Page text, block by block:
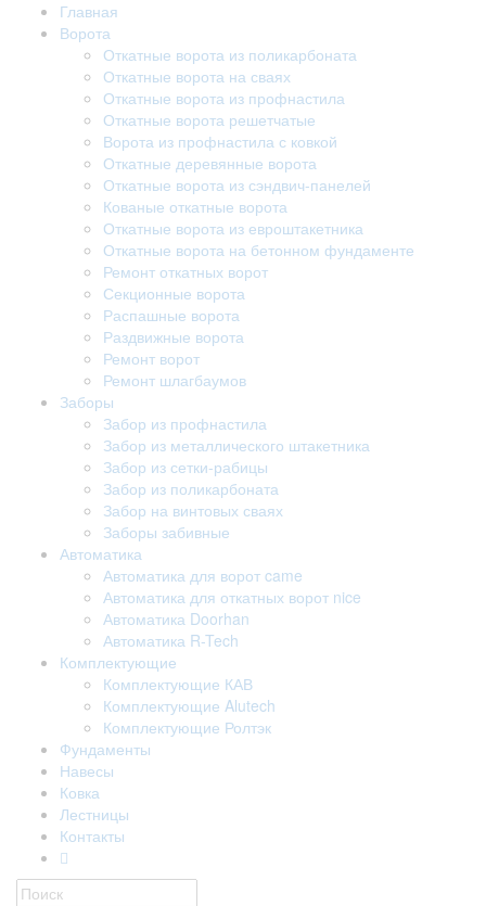
Главная
Ворота
Откатные ворота из поликарбоната
Откатные ворота на сваях
Откатные ворота из профнастила
Откатные ворота решетчатые
Ворота из профнастила с ковкой
Откатные деревянные ворота
Откатные ворота из сэндвич-панелей
Кованые откатные ворота
Откатные ворота из евроштакетника
Откатные ворота на бетонном фундаменте
Ремонт откатных ворот
Секционные ворота
Распашные ворота
Раздвижные ворота
Ремонт ворот
Ремонт шлагбаумов
Заборы
Забор из профнастила
Забор из металлического штакетника
Забор из сетки-рабицы
Забор из поликарбоната
Забор на винтовых сваях
Заборы забивные
Автоматика
Автоматика для ворот came
Автоматика для откатных ворот nice
Автоматика Doorhan
Автоматика R-Tech
Комплектующие
Комплектующие КАВ
Комплектующие Alutech
Комплектующие Ролтэк
Фундаменты
Навесы
Ковка
Лестницы
Контакты